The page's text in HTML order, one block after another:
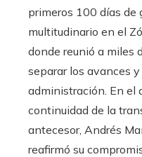
primeros 100 días de
multitudinario en el
donde reunió a miles
separar los avances
administración. En el
continuidad de la
antecesor, Andrés
reafirmó su